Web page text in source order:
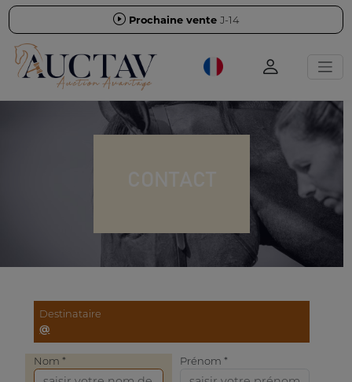
Prochaine vente J-14
Destinataire
@
Nom * Prénom *